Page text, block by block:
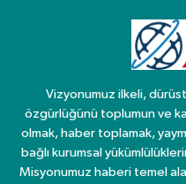
Vizyonumuz ilkeli,
özgürlüğünü toplumun ve
olmak, haber toplamak,
bağlı kurumsal
Misyonumuz haberi temel